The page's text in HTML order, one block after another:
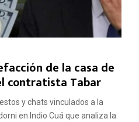
de la casa de
contratista Tabar
y chats vinculados a la
en Indio Cuá que analiza la